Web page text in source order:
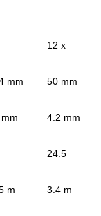
12 x
mm 50 mm
4.2 mm
24.5
m 3.4 m